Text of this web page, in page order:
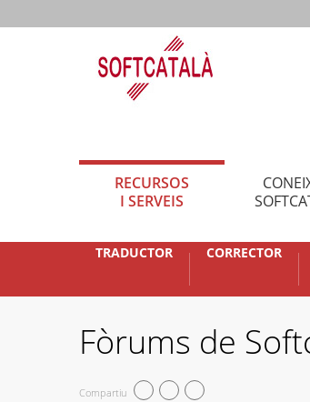
RECURSOS
I SERVEIS
TRADUCTOR CORRECTOR
Fòrums de
Compartiu